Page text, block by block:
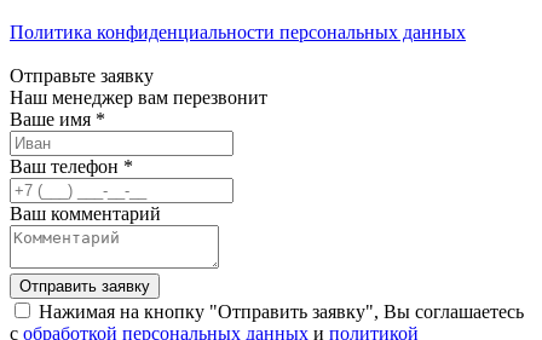
Политика конфиденциальности персональных данных
Отправьте заявку
Наш менеджер вам перезвонит
Ваше имя *
Ваш телефон *
Ваш комментарий
Отправить заявку
Нажимая на кнопку "Отправить заявку", Вы соглашаетесь
с обработкой персональных данных и политикой